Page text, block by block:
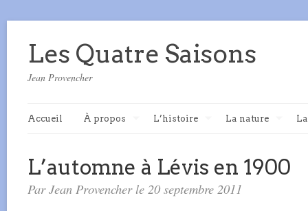
Les Quatre Saisons
Jean Provencher
Accueil À propos L’histoire La nature
L’automne à Lévis en 1900
Par Jean Provencher le 20 septembre 2011